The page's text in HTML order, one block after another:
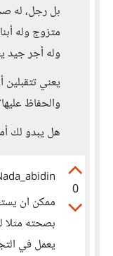
بل رجل، له
متزوج وله
وله أجر جيد
يعني
والحفاظ
هل يبدو لك
0
ممكن ان
بصحته
يعمل في